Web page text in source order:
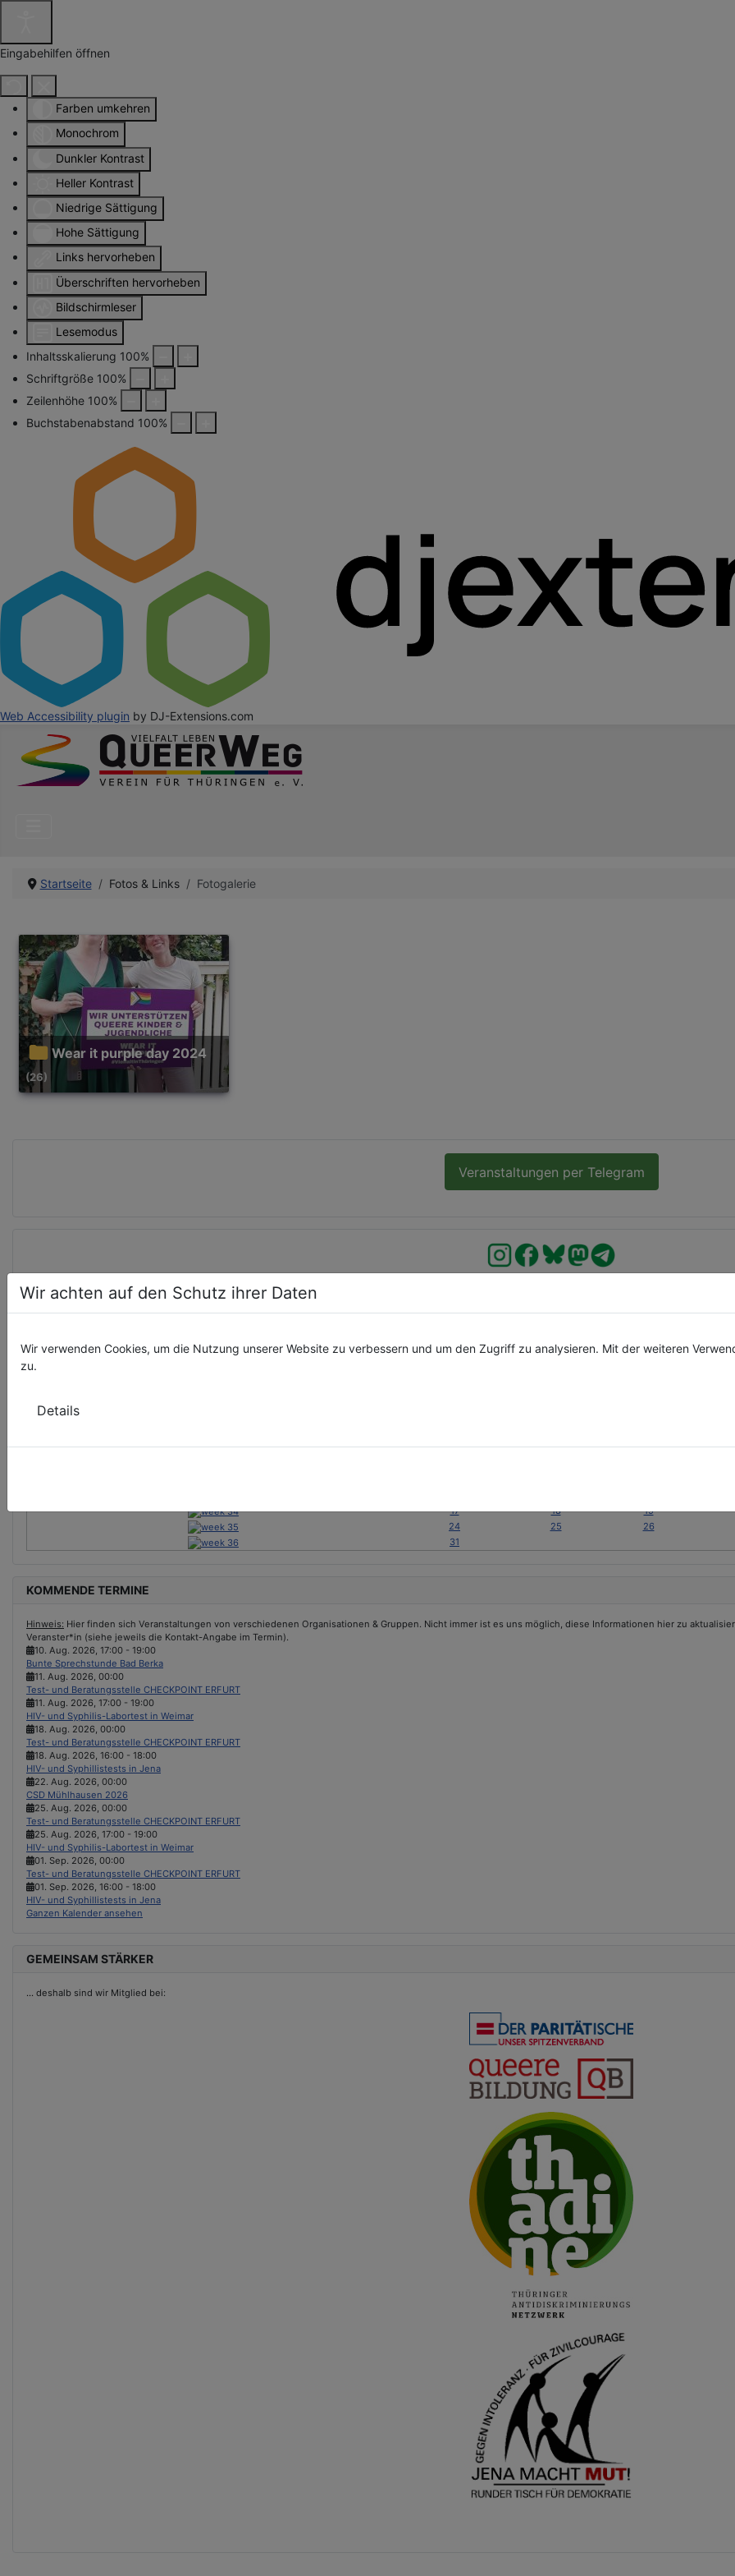
Eingabehilfen öffnen
Farben umkehren
Monochrom
Dunkler Kontrast
Heller Kontrast
Niedrige Sättigung
Hohe Sättigung
Links hervorheben
Überschriften hervorheben
Bildschirmleser
Lesemodus
Inhaltsskalierung 100%
Schriftgröße 100%
Zeilenhöhe 100%
Buchstabenabstand 100%
Web Accessibility plugin by DJ-Extensions.com
Startseite Fotos & Links Fotogalerie
Wear it purple day 2024
(26)
Veranstaltungen per Telegram
VERANSTALTUNGSKALENDER
Mo Di Mi
17
18 19
24
25 26
31
KOMMENDE TERMINE
Hinweis: Hier finden sich Veranstaltungen von verschiedenen Organisationen & Gruppen. Nicht immer ist es uns möglich, diese Informationen hier zu
Veranster*in (siehe jeweils die Kontakt-Angabe im Termin).
10. Aug. 2026 17:00 - 19:00
Bunte Sprechstunde Bad Berka
11. Aug. 2026 00:00
Test- und Beratungsstelle CHECKPOINT ERFURT
11. Aug. 2026 17:00 - 19:00
HIV- und Syphilis-Labortest in Weimar
18. Aug. 2026 00:00
Test- und Beratungsstelle CHECKPOINT ERFURT
18. Aug. 2026 16:00 - 18:00
HIV- und Syphillistests in Jena
22. Aug. 2026 00:00
CSD Mühlhausen 2026
25. Aug. 2026 00:00
Test- und Beratungsstelle CHECKPOINT ERFURT
25. Aug. 2026 17:00 - 19:00
HIV- und Syphilis-Labortest in Weimar
01. Sep. 2026 00:00
Test- und Beratungsstelle CHECKPOINT ERFURT
01. Sep. 2026 16:00 - 18:00
HIV- und Syphillistests in Jena
Ganzen Kalender ansehen
GEMEINSAM STÄRKER
... deshalb sind wir Mitglied bei:
Wir achten auf den Schutz ihrer Daten
Wir verwenden Cookies, um die Nutzung unserer Website zu verbessern und um den Zugriff zu analysieren. Mit der weiteren
zu.
Details